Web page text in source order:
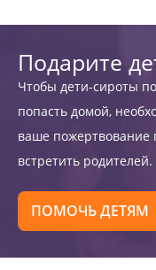
Подарите
Чтобы дети-сироты
попасть домой,
ваше пожертвование
встретить родителей.
ПОМОЧЬ ДЕТЯМ